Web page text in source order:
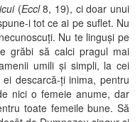
(Eccl8, 19), ci doar unui
i tot ce ai pe suflet. Nu
Nu te linguşi pe
grăbi să calci pragul mai
umili şi simpli, la cei
descarcă-ţi inima, pentru
nici o femeie anume, dar
toate femeile bune. Să